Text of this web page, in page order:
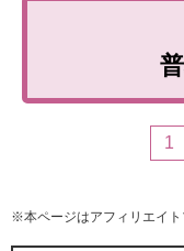
1
※本ページはアフィリエイ